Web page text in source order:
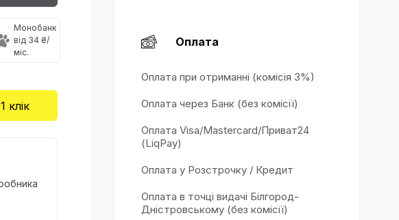
Монобанк
від 34 ₴/
міс.
клiк
Оплата
Оплата при отриманні (комісія 3%)
Оплата через Банк (без комісії)
Оплата Visa/Mastercard/Приват24
(LiqPay)
Оплата у Розстрочку / Кредит
Оплата в точці видачі Білгород-
Дністровському (без комісії)